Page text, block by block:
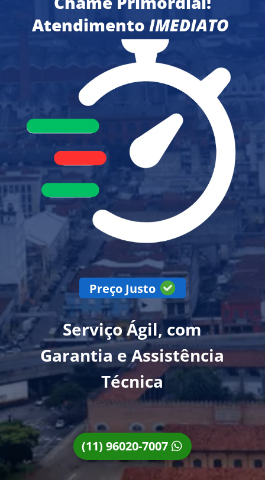
Atendimento IMEDIATO
Preço Justo
Serviço Ágil, com
Garantia e Assistência
Técnica
(11) 96020-7007